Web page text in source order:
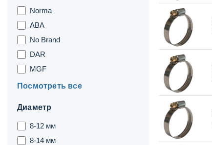
Norma
ABA
No Brand
DAR
MGF
Посмотреть все
Диаметр
8-12 мм
8-14 мм